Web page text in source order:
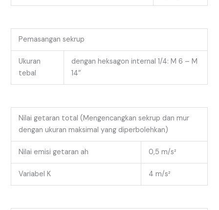
Pemasangan sekrup
Ukuran
tebal
dengan heksagon internal 1/4: M 6 – M
14″
Nilai getaran total (Mengencangkan sekrup dan mur
dengan ukuran maksimal yang diperbolehkan)
Nilai emisi getaran ah 0,5 m/s²
Variabel K 4 m/s²